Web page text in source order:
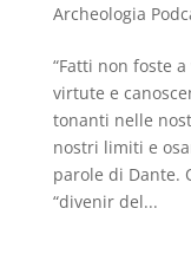
Archeologia
“Fatti non foste
virtute e
tonanti nelle
nostri limiti e
parole di Dante.
“divenir del...